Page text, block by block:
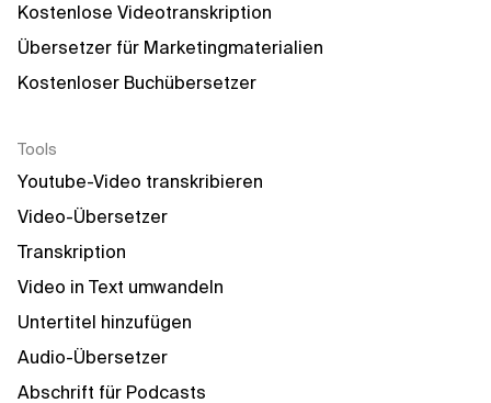
Kostenlose Videotranskription
Übersetzer für Marketingmaterialien
Kostenloser Buchübersetzer
Tools
Youtube-Video transkribieren
Video-Übersetzer
Transkription
Video in Text umwandeln
Untertitel hinzufügen
Audio-Übersetzer
Abschrift für Podcasts